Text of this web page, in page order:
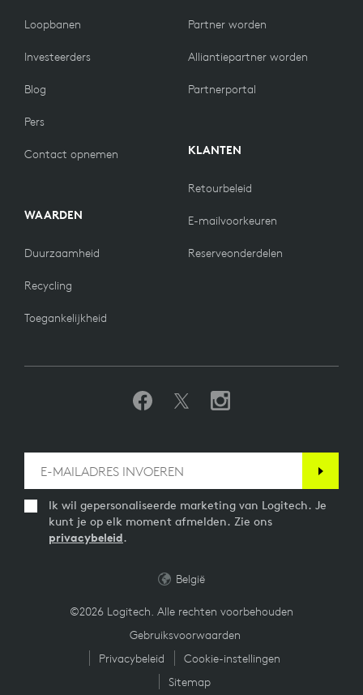
Loopbanen
Investeerders
Blog
Pers
Contact opnemen
WAARDEN
Duurzaamheid
Recycling
Toegankelijkheid
Partner worden
Alliantiepartner worden
Partnerportal
KLANTEN
Retourbeleid
E-mailvoorkeuren
Reserveonderdelen
Ik wil gepersonaliseerde marketing van Logitech. Je
kunt je op elk moment afmelden. Zie ons
privacybeleid.
©2026 Logitech. Alle rechten voorbehouden
Gebruiksvoorwaarden
Privacybeleid
Cookie-instellingen
Sitemap
België